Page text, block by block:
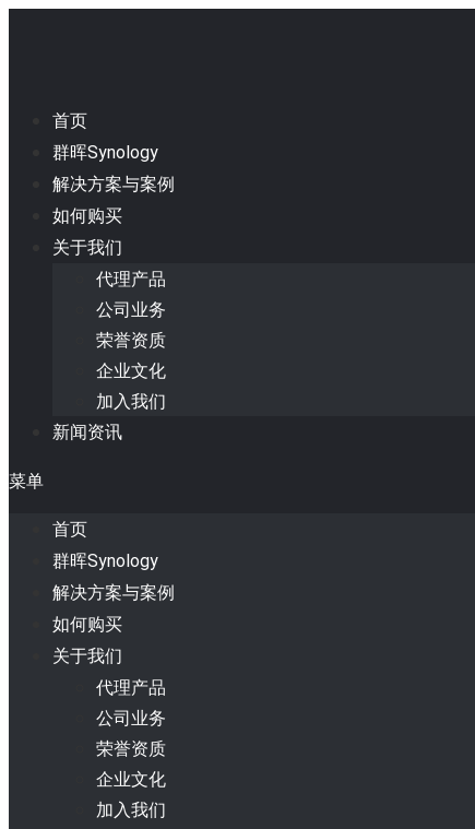
首页
群晖Synology
解决方案与案例
如何购买
关于我们
代理产品
公司业务
荣誉资质
企业文化
加入我们
新闻资讯
菜单
首页
群晖Synology
解决方案与案例
如何购买
关于我们
代理产品
公司业务
荣誉资质
企业文化
加入我们